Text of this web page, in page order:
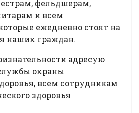
фельдшерам,
и всем
ежедневно стоят на
наших граждан.
адресую
охраны
всем сотрудникам
здоровья